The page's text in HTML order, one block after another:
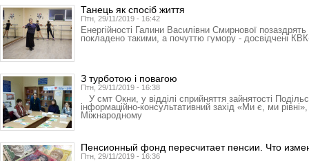
Танець як спосіб життя
Птн, 29/11/2019 - 16:42
Енергійності Галини Василівни Смирнової позаздрять
покладено такими, а почуттю гумору - досвідчені
З турботою і повагою
Птн, 29/11/2019 - 16:38
У смт Окни, у відділі сприйняття зайнятості
інформаційно-консультативний захід «Ми є, ми
Міжнародному
Пенсионный фонд пересчитает пенсии. Что
Птн, 29/11/2019 - 16:36